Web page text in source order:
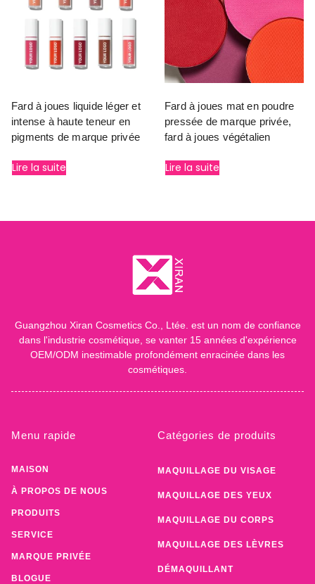
Fard à joues liquide léger et
intense à haute teneur en
pigments de marque privée
Lire la suite
Fard à joues mat en poudre
pressée de marque privée,
fard à joues végétalien
Lire la suite
Guangzhou Xiran Cosmetics Co., Ltée. est un nom de confiance
dans l'industrie cosmétique, se vanter 15 années d'expérience
OEM/ODM inestimable profondément enracinée dans les
cosmétiques.
Menu rapide
MAISON
À PROPOS DE NOUS
PRODUITS
SERVICE
MARQUE PRIVÉE
BLOGUE
Catégories de produits
MAQUILLAGE DU VISAGE
MAQUILLAGE DES YEUX
MAQUILLAGE DU CORPS
MAQUILLAGE DES LÈVRES
DÉMAQUILLANT